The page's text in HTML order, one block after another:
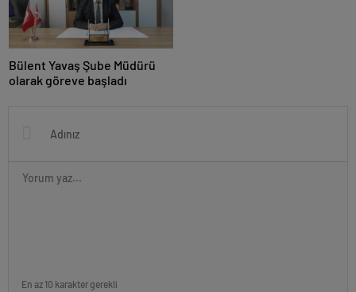
Bülent Yavaş Şube Müdürü
olarak göreve başladı
En az 10 karakter gerekli